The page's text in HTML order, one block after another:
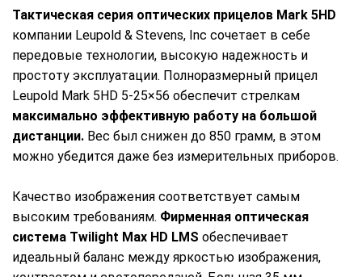
Тактическая серия оптических прицелов Mark 5HD
компании Leupold & Stevens, Inc сочетает в себе
передовые технологии, высокую надежность и
простоту эксплуатации. Полноразмерный прицел
Leupold Mark 5HD 5-25×56 обеспечит стрелкам
максимально эффективную работу на большой
дистанции. Вес был снижен до 850 грамм, в этом
можно убедится даже без измерительных приборов.
Качество изображения соответствует самым
высоким требованиям. Фирменная оптическая
система Twilight Max HD LMS обеспечивает
идеальный баланс между яркостью изображения,